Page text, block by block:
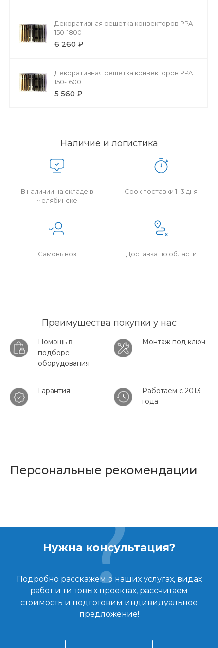
Декоративная решетка конвекторов РРА
150-1800
6 260 ₽
Декоративная решетка конвекторов РРА
150-1600
5 560 ₽
Наличие и логистика
В наличии на складе в
Челябинске
Срок поставки 1–3 дня
Самовывоз Доставка по области
Преимущества покупки у нас
Помощь в
подборе
оборудования
Монтаж под ключ
Гарантия
Работаем с 2013
года
Персональные рекомендации
Нужна консультация?
Подробно расскажем о наших услугах, видах
работ и типовых проектах, рассчитаем
стоимость и подготовим индивидуальное
предложение!